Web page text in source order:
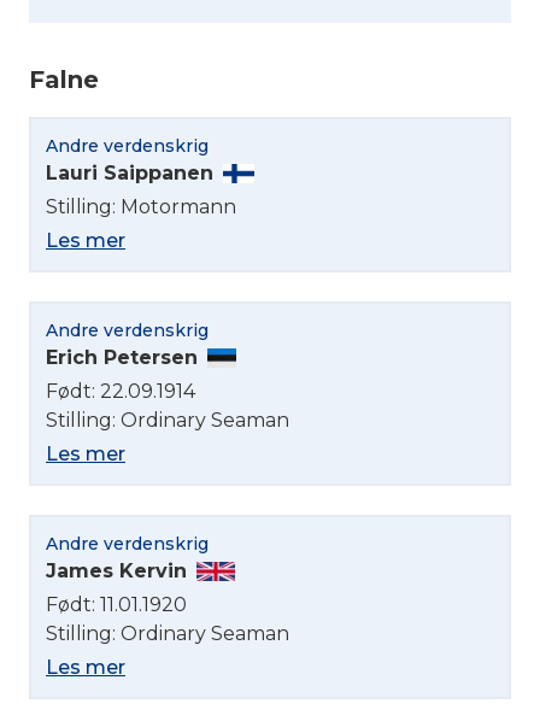
Falne
Andre verdenskrig
Lauri Saippanen
Stilling: Motormann
Les mer
Andre verdenskrig
Erich Petersen
Født: 22.09.1914
Stilling: Ordinary Seaman
Les mer
Andre verdenskrig
James Kervin
Født: 11.01.1920
Stilling: Ordinary Seaman
Les mer